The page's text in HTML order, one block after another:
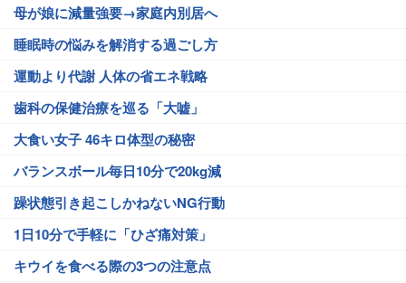
母が娘に減量強要→家庭内別居へ
睡眠時の悩みを解消する過ごし方
運動より代謝 人体の省エネ戦略
歯科の保健治療を巡る「大嘘」
大食い女子 46キロ体型の秘密
バランスボール毎日10分で20kg減
躁状態引き起こしかねないNG行動
1日10分で手軽に「ひざ痛対策」
キウイを食べる際の3つの注意点